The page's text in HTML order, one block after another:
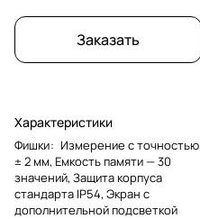
Заказать
Характеристики
Фишки: Измерение с точностью
± 2 мм, Емкость памяти — 30
значений, Защита корпуса
стандарта IP54, Экран с
дополнительной подсветкой